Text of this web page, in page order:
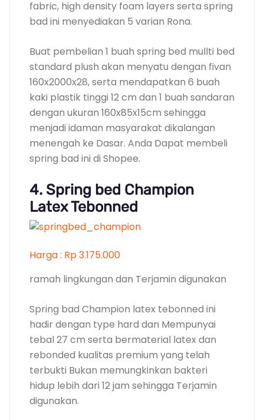
fabric, high density foam layers serta spring
bad ini menyediakan 5 varian Rona.
Buat pembelian 1 buah spring bed mullti bed
standard plush akan menyatu dengan fivan
160x2000x28, serta mendapatkan 6 buah
kaki plastik tinggi 12 cm dan 1 buah sandaran
dengan ukuran 160x85x15cm sehingga
menjadi idaman masyarakat dikalangan
menengah ke Dasar. Anda Dapat membeli
spring bad ini di Shopee.
4. Spring bed Champion
Latex Tebonned
Harga : Rp 3.175.000
ramah lingkungan dan Terjamin digunakan
Spring bad Champion latex tebonned ini
hadir dengan type hard dan Mempunyai
tebal 27 cm serta bermaterial latex dan
rebonded kualitas premium yang telah
terbukti Bukan memungkinkan bakteri
hidup lebih dari 12 jam sehingga Terjamin
digunakan.